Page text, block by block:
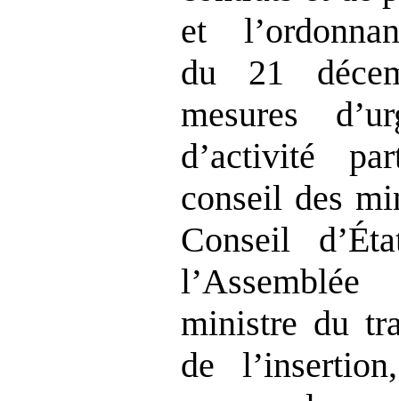
et
du 21
mesures
d’activité
conseil des
Conseil
ministre du
de